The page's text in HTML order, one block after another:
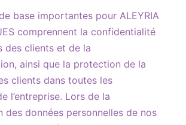
base importantes pour ALEYRIA
comprennent la confidentialité
des clients et de la
ainsi que la protection de la
clients dans toutes les
l’entreprise. Lors de la
des données personnelles de nos